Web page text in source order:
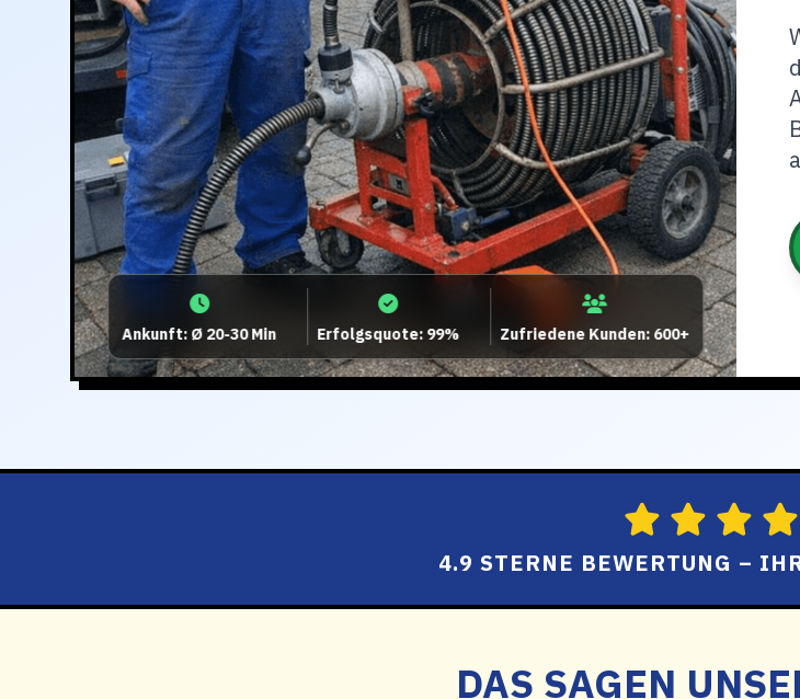
Ankunft: Ø 20-30 Min Erfolgsquote: 99% Zufriedene Kunden: 600+
4.9 STERNE BEWERTUNG –
DAS SAGEN